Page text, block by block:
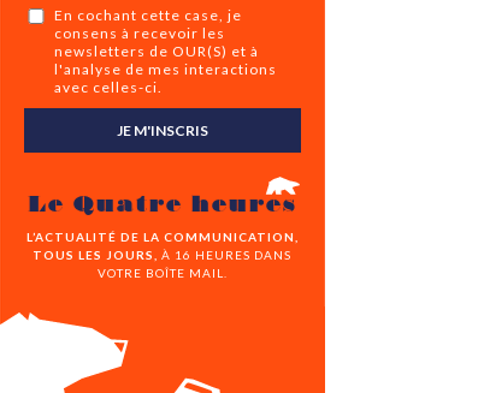
En cochant cette case, je
consens à recevoir les
newsletters de OUR(S) et à
l'analyse de mes interactions
avec celles-ci.
JE M'INSCRIS
Le Quatre heures
L’ACTUALITÉ DE LA COMMUNICATION,
TOUS LES JOURS,
À 16 HEURES DANS
VOTRE BOÎTE MAIL.